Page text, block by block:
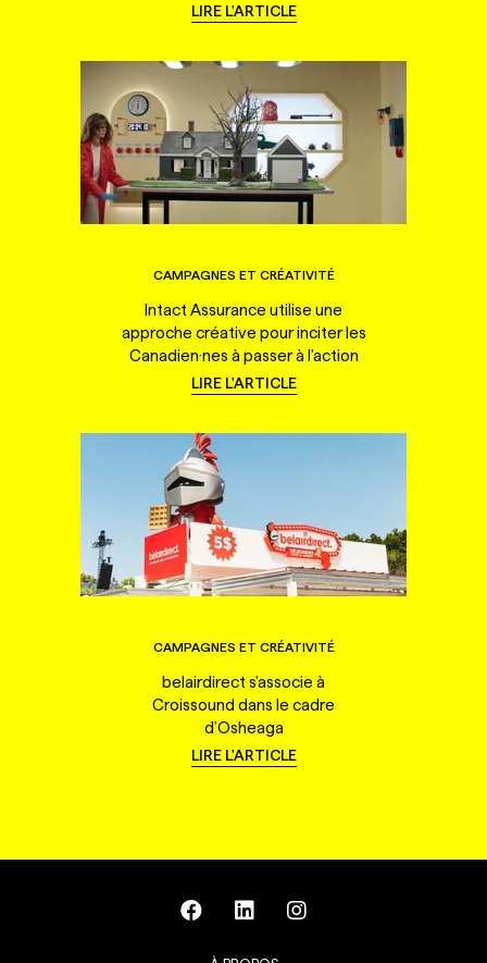
LIRE L'ARTICLE
CAMPAGNES ET CRÉATIVITÉ
Intact Assurance utilise une
approche créative pour inciter les
Canadien·nes à passer à l'action
LIRE L'ARTICLE
CAMPAGNES ET CRÉATIVITÉ
belairdirect s'associe à
Croissound dans le cadre
d'Osheaga
LIRE L'ARTICLE